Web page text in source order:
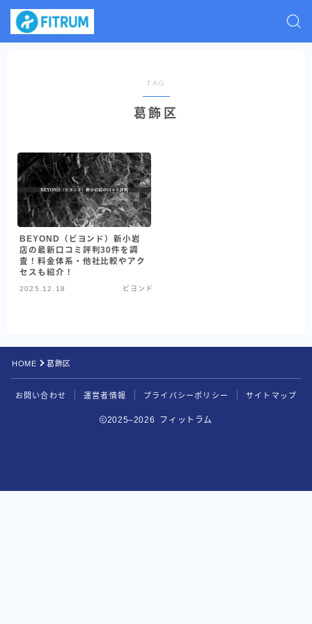
TAG
葛飾区
BEYOND（ビヨンド）新小岩
店の最新口コミ評判30件を調
査！料金体系・他社比較やアク
セスも紹介！
2025.12.18 ビヨンド
HOME 葛飾区
お問い合わせ 運営者情報 プライバシーポリシー サイトマップ
2025–2026 フィットラム